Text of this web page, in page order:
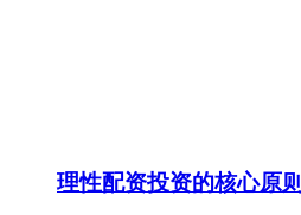
理性配资投资的核心原则